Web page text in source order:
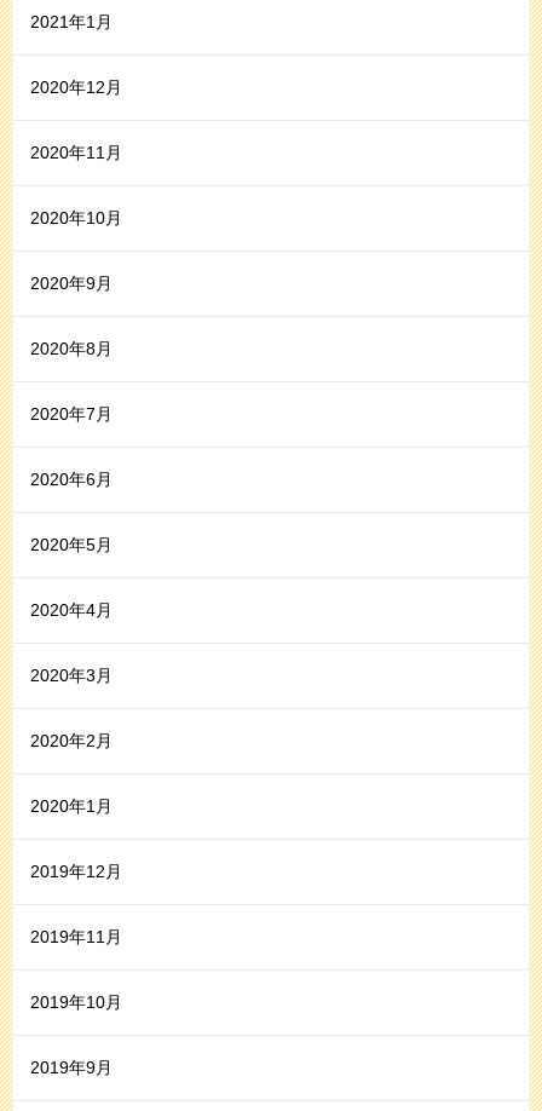
2021年1月
2020年12月
2020年11月
2020年10月
2020年9月
2020年8月
2020年7月
2020年6月
2020年5月
2020年4月
2020年3月
2020年2月
2020年1月
2019年12月
2019年11月
2019年10月
2019年9月